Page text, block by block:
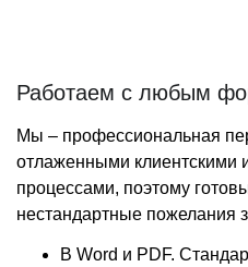
Работаем с любым
Мы – профессиональная
отлаженными клиентскими
процессами, поэтому
нестандартные пожелания
В Word и PDF.